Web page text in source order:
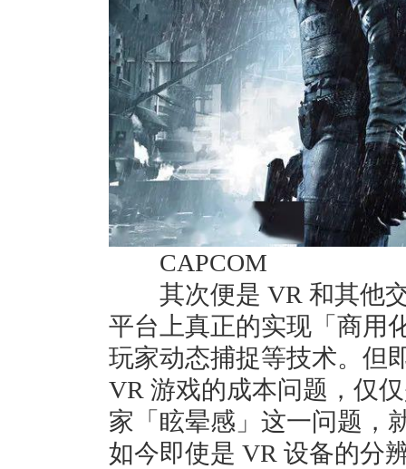
CAPCOM
其次便是 VR 和其他交
平台上真正的实现「商用
玩家动态捕捉等技术。但
VR 游戏的成本问题，仅
家「眩晕感」这一问题，
如今即使是 VR 设备的分